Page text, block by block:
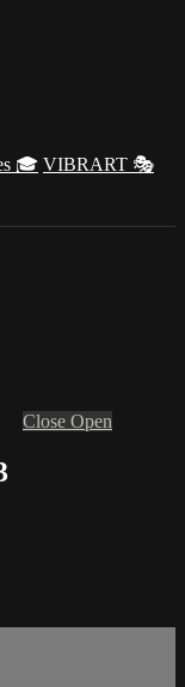
🎓 VIBRART 🎭
Close Open